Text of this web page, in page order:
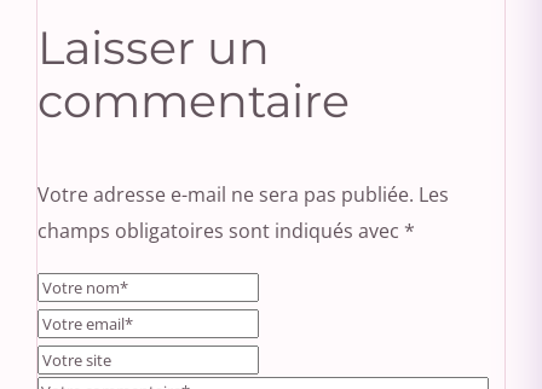
Laisser un
commentaire
Votre adresse e-mail ne sera pas publiée. Les
champs obligatoires sont indiqués avec *